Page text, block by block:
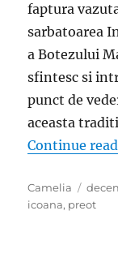
faptura
sarbatoarea
a Botezului
sfintesc si
punct de
aceasta
Continue
Author
Camelia
on
icoana, preot